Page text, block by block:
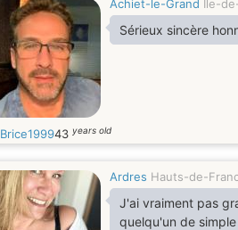
Achiet-le-Grand Île-
Sérieux sincère
Brice199943 years old
Ardres Hauts-de-
J'ai vraiment pas
quelqu'un de